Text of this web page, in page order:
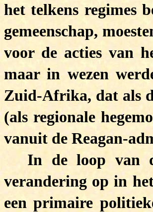
het telkens regimes
gemeenschap,
voor de acties van
maar in wezen
Zuid-Afrika, dat als
(als regionale
vanuit de Reagan-
In de loop van
verandering op in
een primaire